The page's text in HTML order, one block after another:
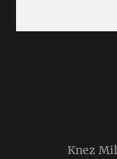
Knez